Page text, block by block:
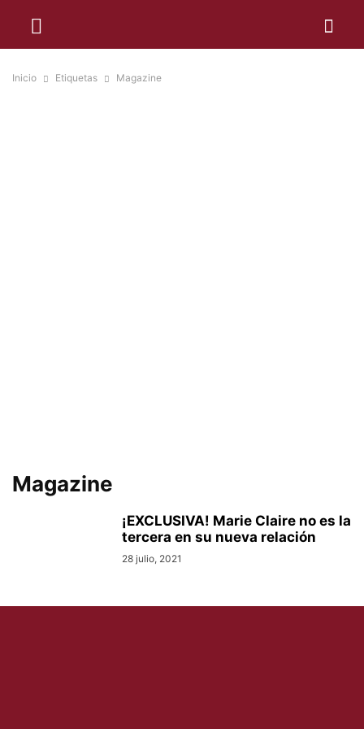
Inicio Etiquetas Magazine
Magazine
¡EXCLUSIVA! Marie Claire no es la
tercera en su nueva relación
28 julio, 2021